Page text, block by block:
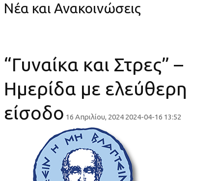
Νέα και Ανακοινώσεις
“Γυναίκα και Στρες” –
Ημερίδα με ελεύθερη
είσοδο 16 Απριλίου, 2024 2024-04-16 13:52
“Γυναίκα